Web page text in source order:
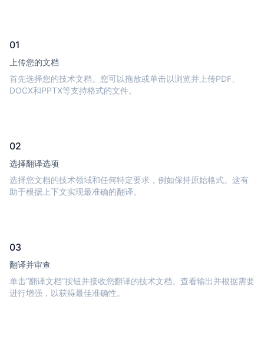
01
上传您的文档
首先选择您的技术文档。您可以拖放或单击以浏览并上传PDF、
DOCX和PPTX等支持格式的文件。
02
选择翻译选项
选择您文档的技术领域和任何特定要求，例如保持原始格式。这有
助于根据上下文实现最准确的翻译。
03
翻译并审查
单击“翻译文档”按钮并接收您翻译的技术文档。查看输出并根据需要
进行增强，以获得最佳准确性。